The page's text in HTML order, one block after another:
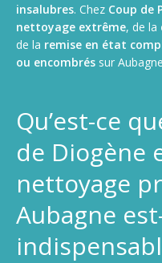
insalubres. Chez Coup de
nettoyage extrême, de la
de la remise en état
ou encombrés sur
Qu’est-ce
de Diogène
nettoyage
Aubagne